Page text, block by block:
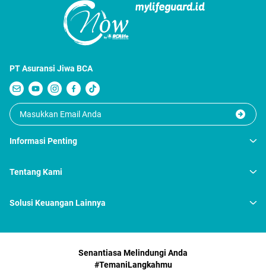
PT Asuransi Jiwa BCA
Informasi Penting
Tentang Kami
Solusi Keuangan Lainnya
Senantiasa Melindungi Anda
#TemaniLangkahmu